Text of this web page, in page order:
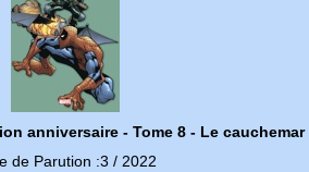
anniversaire - Tome 8 - Le cauchemar
de Parution :3 / 2022